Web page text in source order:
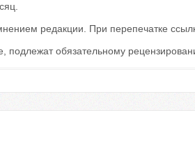
редакции. При перепечатке
подлежат обязательному